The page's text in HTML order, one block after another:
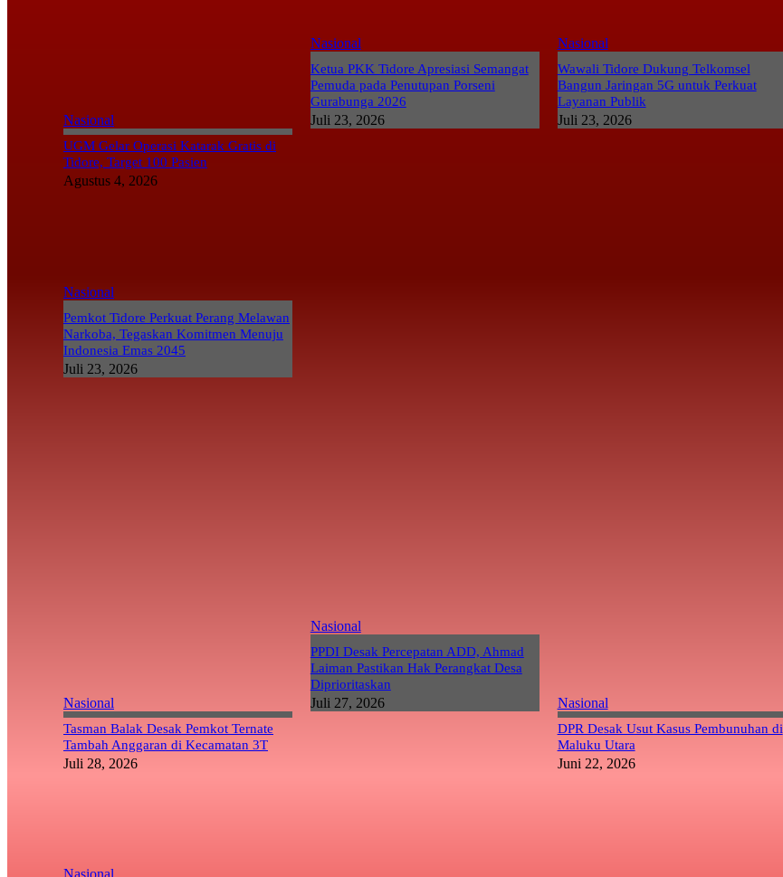
Nasional
UGM Gelar Operasi Katarak Gratis di
Tidore, Target 100 Pasien
Agustus 4, 2026
Nasional
Ketua PKK Tidore Apresiasi Semangat
Pemuda pada Penutupan Porseni
Gurabunga 2026
Juli 23, 2026
Nasional
Wawali Tidore Dukung Telkomsel
Bangun Jaringan 5G untuk Perkuat
Layanan Publik
Juli 23, 2026
Nasional
Pemkot Tidore Perkuat Perang Melawan
Narkoba, Tegaskan Komitmen Menuju
Indonesia Emas 2045
Juli 23, 2026
Nasional
Tasman Balak Desak Pemkot Ternate
Tambah Anggaran di Kecamatan 3T
Juli 28, 2026
Nasional
PPDI Desak Percepatan ADD, Ahmad
Laiman Pastikan Hak Perangkat Desa
Diprioritaskan
Juli 27, 2026 Nasional
DPR Desak Usut Kasus Pembunuhan di
Maluku Utara
Juni 22, 2026